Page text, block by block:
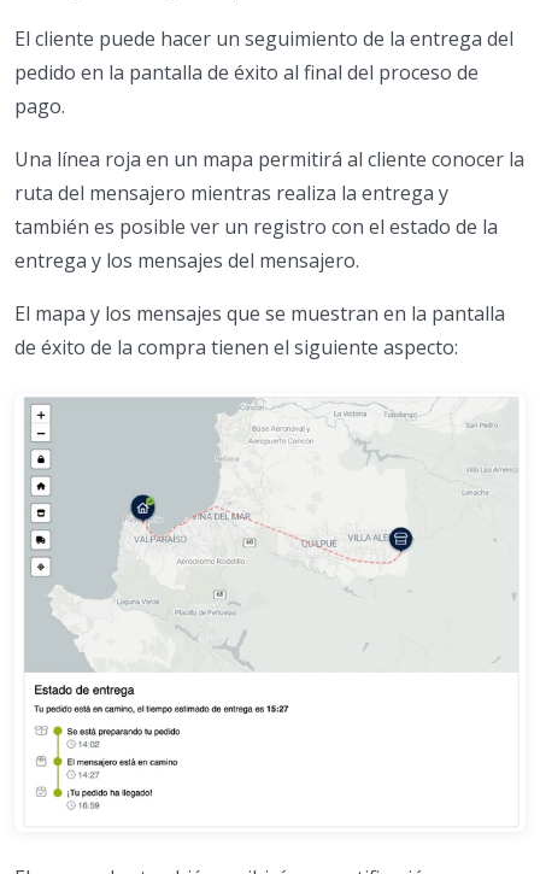
El cliente puede hacer un seguimiento de la entrega del
pedido en la pantalla de éxito al final del proceso de
pago.
Una línea roja en un mapa permitirá al cliente conocer la
ruta del mensajero mientras realiza la entrega y
también es posible ver un registro con el estado de la
entrega y los mensajes del mensajero.
El mapa y los mensajes que se muestran en la pantalla
de éxito de la compra tienen el siguiente aspecto: